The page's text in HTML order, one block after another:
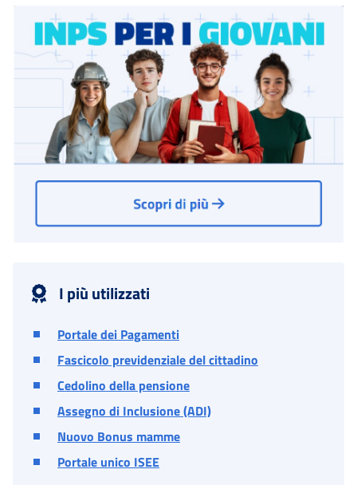
I più utilizzati
Portale dei Pagamenti
Fascicolo previdenziale del cittadino
Cedolino della pensione
Assegno di Inclusione (ADI)
Nuovo Bonus mamme
Portale unico ISEE